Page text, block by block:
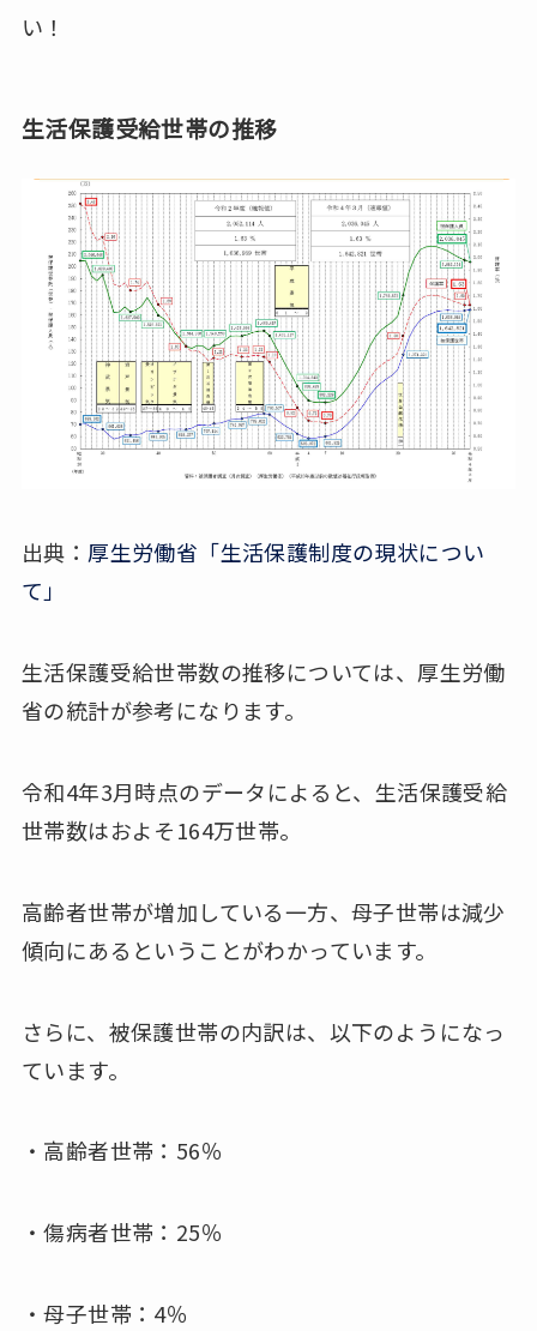
い！
生活保護受給世帯の推移
出典：厚生労働省「生活保護制度の現状につい
て」
生活保護受給世帯数の推移については、厚生労働
省の統計が参考になります。
令和4年3月時点のデータによると、生活保護受給
世帯数はおよそ164万世帯。
高齢者世帯が増加している一方、母子世帯は減少
傾向にあるということがわかっています。
さらに、被保護世帯の内訳は、以下のようになっ
ています。
・高齢者世帯：56％
・傷病者世帯：25％
・母子世帯：4％